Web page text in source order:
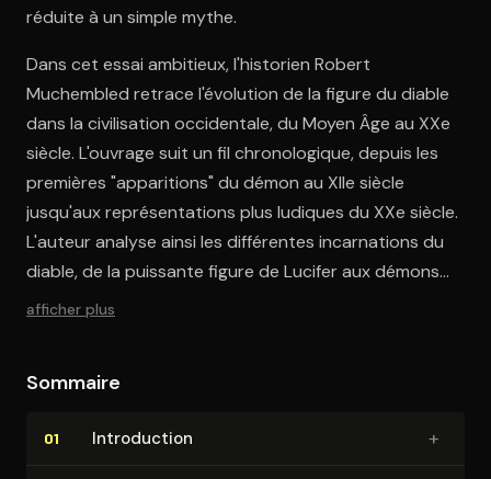
réduite à un simple mythe.
Dans cet essai ambitieux, l'historien Robert
Muchembled retrace l'évolution de la figure du diable
dans la civilisation occidentale, du Moyen Âge au XXe
siècle. L'ouvrage suit un fil chronologique, depuis les
premières "apparitions" du démon au XIIe siècle
jusqu'aux représentations plus ludiques du XXe siècle.
L'auteur analyse ainsi les différentes incarnations du
diable, de la puissante figure de Lucifer aux démons
plus intériorisés, en passant par les sorcières brûlées
afficher plus
Sommaire
01 In­tro­duc­tion +